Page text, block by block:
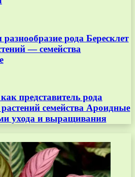
разнообразие рода Бересклет
— семейства
представитель рода
семейства Ароидные
ухода и выращивания